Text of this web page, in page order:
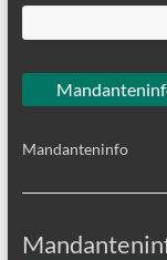
Mandanteninfo